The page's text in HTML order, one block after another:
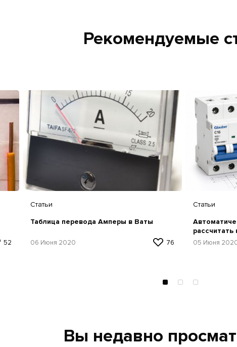
Рекомендуемые
52
Статьи
Таблица перевода Амперы в Ваты
06 Июня 2020 76
Статьи
05 Июня
Вы недавно